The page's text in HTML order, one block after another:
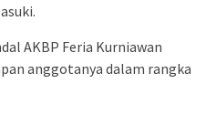
AKBP Feria Kurniawan
anggotanya dalam rangka